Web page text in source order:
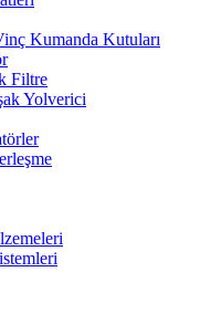
Kumanda Kutuları
Filtre
Yolverici